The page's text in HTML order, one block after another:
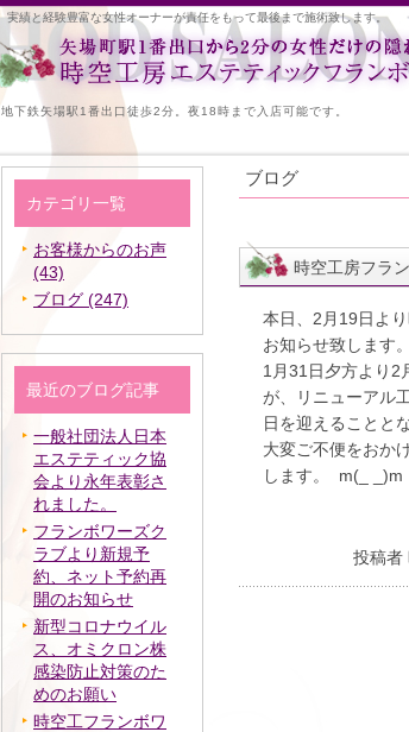
実績と経験豊富な女性オーナーが責任をもって最後まで施術致します。
地下鉄矢場駅1番出口徒歩2分。夜18時まで入店可能です。
ブログ
時空工房フラ
本日、2月19日よ
お知らせ致します。
1月31日夕方より2
が、リニューアル
日を迎えることと
大変ご不便をおか
します。 m(_ _)m
投稿者
カテゴリ一覧
お客様からのお声
(43)
ブログ (247)
最近のブログ記事
一般社団法人日本
エステティック協
会より永年表彰さ
れました。
フランボワーズク
ラブより新規予
約、ネット予約再
開のお知らせ
新型コロナウイル
ス、オミクロン株
感染防止対策のた
めのお願い
時空工フランボワ